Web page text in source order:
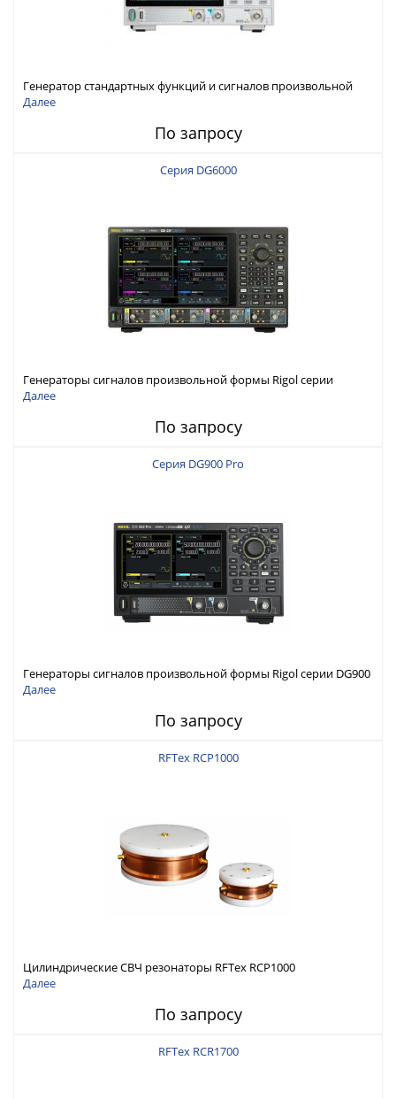
Генератор стандартных функций и сигналов произвольной
формы Rigol серии DG800 Pro, до 50 МГц
Далее
По запросу
Серия DG6000
Генераторы сигналов произвольной формы Rigol серии
DG6000 до 500 МГц или до 1 ГГц
Далее
По запросу
Серия DG900 Pro
Генераторы сигналов произвольной формы Rigol серии DG900
Pro с максимальной частотой 200 МГц
Далее
По запросу
RFTex RCP1000
Цилиндрические СВЧ резонаторы RFTex RCP1000
Далее
По запросу
RFTex RCR1700